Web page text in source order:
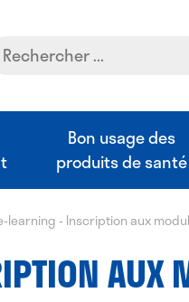
Bon usage des
produits de santé
learning - Inscription aux
AUX